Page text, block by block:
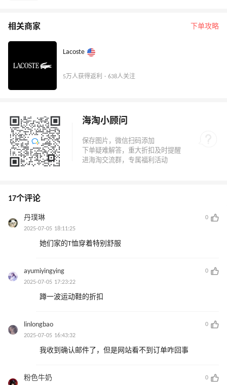
相关商家 下单攻略
Lacoste
5万人获得返利 · 638人关注
海淘小顾问
17个评论
丹璞琳
0
2025-07-05 18:11:25
她们家的T恤穿着特别舒服
ayumiyingying
0
2025-07-05 17:23:22
蹲一波运动鞋的折扣
linlongbao
0
2025-07-05 16:43:32
我收到确认邮件了，但是网站看不到订单咋回事
粉色牛奶
0